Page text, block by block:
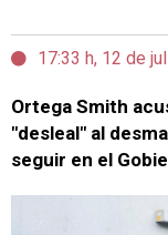
17:33 h, 12 de
Ortega Smith
"desleal" al
seguir en el